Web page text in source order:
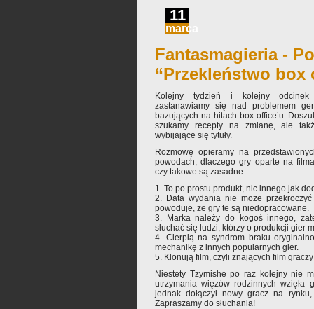
11
marca
Fantasmagieria -
“Przekleństwo box
Kolejny tydzień i kolejny odcinek
zastanawiamy się nad problemem
bazujących na hitach box office’u.
szukamy recepty na zmianę, ale
wybijające się tytuły.
Rozmowę opieramy na
powodach, dlaczego gry oparte na
czy takowe są zasadne:
1. To po prostu produkt, nic innego jak
2. Data wydania nie może
powoduje, że gry te są niedopracowane.
3. Marka należy do kogoś innego,
słuchać się ludzi, którzy o produkcji gier
4. Cierpią na syndrom braku
mechanikę z innych popularnych gier.
5. Klonują film, czyli znających film
Niestety Tzymishe po raz kolejny nie
utrzymania więzów rodzinnych wzięła
jednak dołączył nowy gracz na
Zapraszamy do słuchania!